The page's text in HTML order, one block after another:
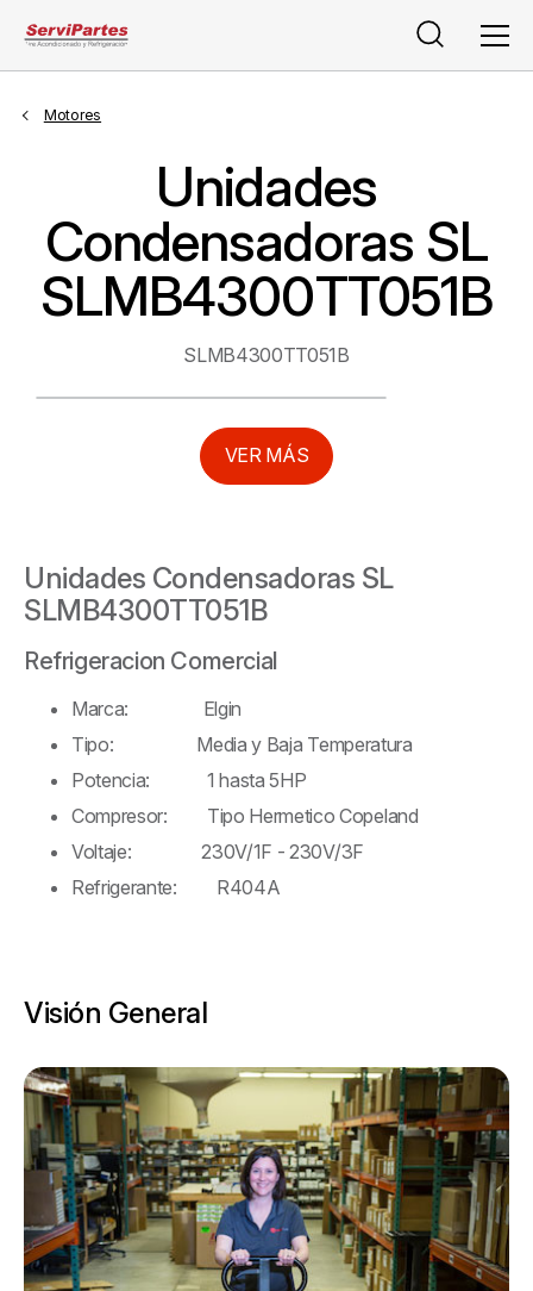
Buscar
Motores
Unidades
Condensadoras SL
SLMB4300TT051B
SLMB4300TT051B
VER MÁS
Unidades Condensadoras SL
SLMB4300TT051B
Refrigeracion Comercial
Marca: Elgin
Tipo: Media y Baja Temperatura
Potencia: 1 hasta 5HP
Compresor: Tipo Hermetico Copeland
Voltaje: 230V/1F - 230V/3F
Refrigerante: R404A
Visión General